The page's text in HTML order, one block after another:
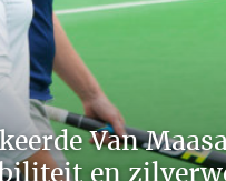
Van
en